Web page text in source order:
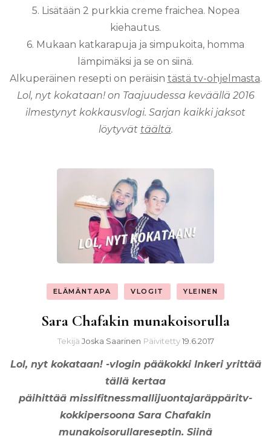
5. Lisätään 2 purkkia creme fraichea. Nopea
kiehautus.
6. Mukaan katkarapuja ja simpukoita, homma
lämpimäksi ja se on siinä.
Alkuperäinen resepti on peräisin tästä tv-ohjelmasta.
Lol, nyt kokataan! on Taajuudessa keväällä 2016
ilmestynyt kokkausvlogi. Sarjan kaikki jaksot
löytyvät täältä.
ELÄMÄNTAPA VLOGIT YLEINEN
Sara Chafakin munakoisorulla
Tekijä Joska Saarinen Päivitetty19.6.2017
Lol, nyt kokataan! -vlogin pääkokki Inkeri yrittää
tällä kertaa
päihittää missifitnessmallijuontajaräppäritv-
kokkipersoona Sara Chafakin
munakoisorullareseptin. Siinä